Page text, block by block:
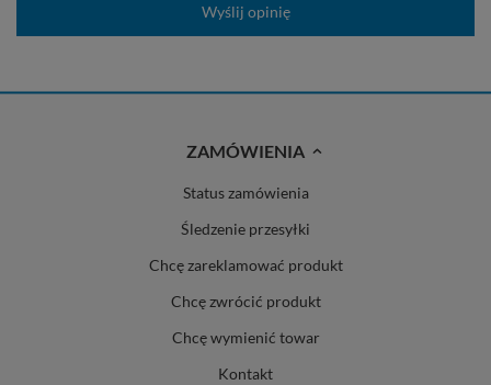
Wyślij opinię
ZAMÓWIENIA
Status zamówienia
Śledzenie przesyłki
Chcę zareklamować produkt
Chcę zwrócić produkt
Chcę wymienić towar
Kontakt